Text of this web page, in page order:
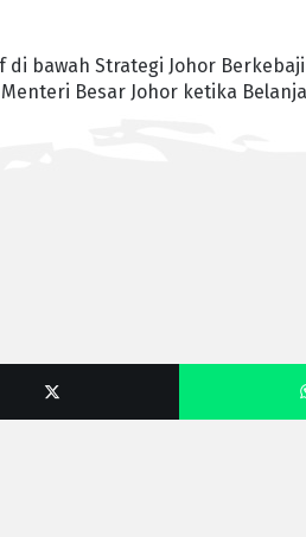
bawah Strategi Johor
Besar Johor ketika